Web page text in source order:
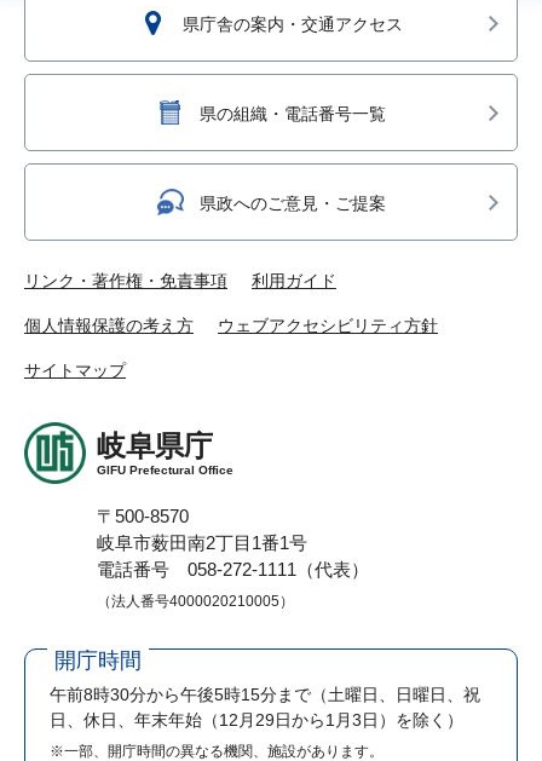
県庁舎の案内・交通アクセス
県の組織・電話番号一覧
県政へのご意見・ご提案
リンク・著作権・免責事項 利用ガイド
個人情報保護の考え方 ウェブアクセシビリティ方針
サイトマップ
岐阜県庁
GIFU Prefectural Office
〒500-8570
岐阜市薮田南2丁目1番1号
電話番号 058-272-1111（代表）
（法人番号4000020210005）
開庁時間
午前8時30分から午後5時15分まで （土曜日、日曜日、祝
日、休日、年末年始（12月29日から1月3日）を除く）
※一部、開庁時間の異なる機関、施設があります。